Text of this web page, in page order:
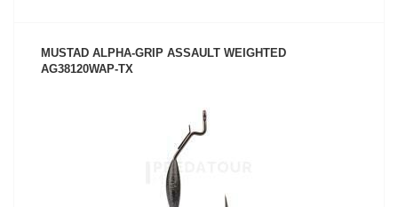
MUSTAD ALPHA-GRIP ASSAULT WEIGHTED
AG38120WAP-TX
VOIR LE PRODUIT